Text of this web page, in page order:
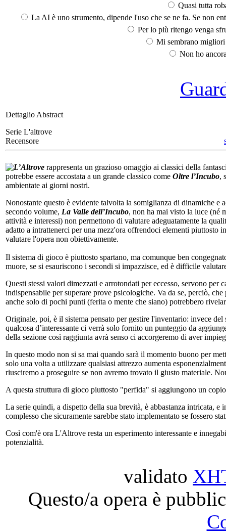
Quasi tutta
La AI è uno strumento, dipende l'uso che se ne fa. Se non
Per lo più ritengo venga
Mi sembrano
Non ho
Dettaglio Abstract
Serie L'altrove
Recensore
L’Altrove rappresenta un grazioso omaggio ai classici della
potrebbe essere accostata a un grande classico come Oltre l’Incubo,
ambientate ai giorni nostri.
Nonostante questo è evidente talvolta la somiglianza di dinamiche
secondo volume, La Valle dell’Incubo, non ha mai visto la luce (né
attività e interessi) non permettono di valutare adeguatamente la
adatto a intrattenerci per una mezz'ora offrendoci elementi
valutare l'opera non obiettivamente.
Il sistema di gioco è piuttosto spartano, ma comunque ben
muore, se si esauriscono i secondi si impazzisce, ed è difficile
Questi stessi valori dimezzati e arrotondati per eccesso, servono per
indispensabile per superare prove psicologiche. Va da se, perciò,
anche solo di pochi punti (ferita o mente che siano) potrebbero
Originale, poi, è il sistema pensato per gestire l'inventario: invece
qualcosa d’interessante ci verrà solo fornito un punteggio da
della sezione così raggiunta avrà senso ci accorgeremo di aver
In questo modo non si sa mai quando sarà il momento buono per
solo una volta a utilizzare qualsiasi attrezzo aumenta
riusciremo a proseguire se non avremo trovato il giusto materiale.
A questa struttura di gioco piuttosto "perfida" si aggiungono un
La serie quindi, a dispetto della sua brevità, è abbastanza intricata,
complesso che sicuramente sarebbe stato implementato se fossero
Così com'è ora L'Altrove resta un esperimento interessante e
potenzialità.
validato
Questo/a opera è